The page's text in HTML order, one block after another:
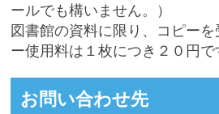
ールでも構いません。）
図書館の資料に限り、コピー
ー使用料は１枚につき２０円で
お問い合わせ先